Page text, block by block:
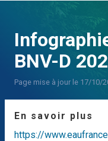
BNV-D
Page mise à jour le 17/10/
En savoir plus
https://